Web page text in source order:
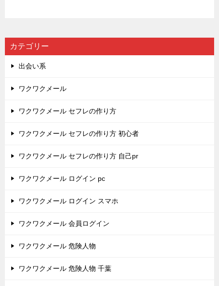
カテゴリー
出会い系
ワクワクメール
ワクワクメール セフレの作り方
ワクワクメール セフレの作り方 初心者
ワクワクメール セフレの作り方 自己pr
ワクワクメール ログイン pc
ワクワクメール ログイン スマホ
ワクワクメール 会員ログイン
ワクワクメール 危険人物
ワクワクメール 危険人物 千葉